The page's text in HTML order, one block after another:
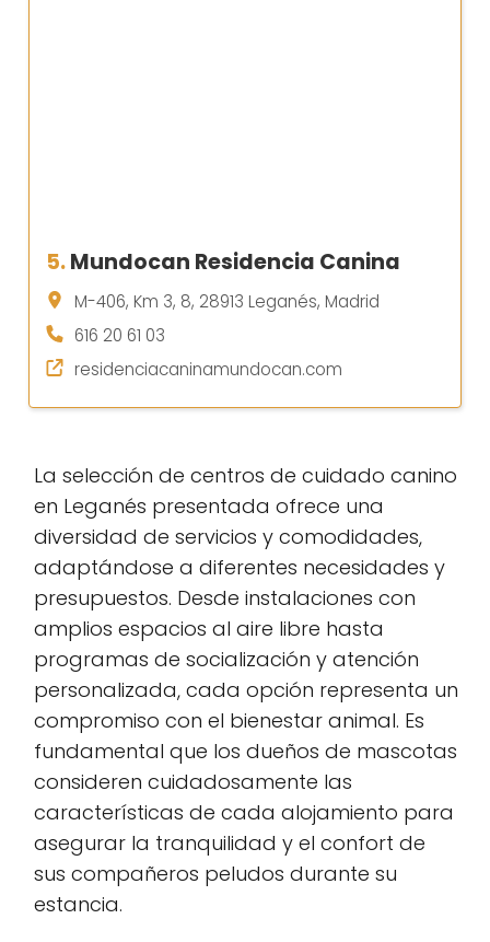
5.Mundocan Residencia Canina
M-406, Km 3, 8, 28913 Leganés, Madrid
616 20 61 03
residenciacaninamundocan.com
La selección de centros de cuidado canino
en Leganés presentada ofrece una
diversidad de servicios y comodidades,
adaptándose a diferentes necesidades y
presupuestos. Desde instalaciones con
amplios espacios al aire libre hasta
programas de socialización y atención
personalizada, cada opción representa un
compromiso con el bienestar animal. Es
fundamental que los dueños de mascotas
consideren cuidadosamente las
características de cada alojamiento para
asegurar la tranquilidad y el confort de
sus compañeros peludos durante su
estancia.